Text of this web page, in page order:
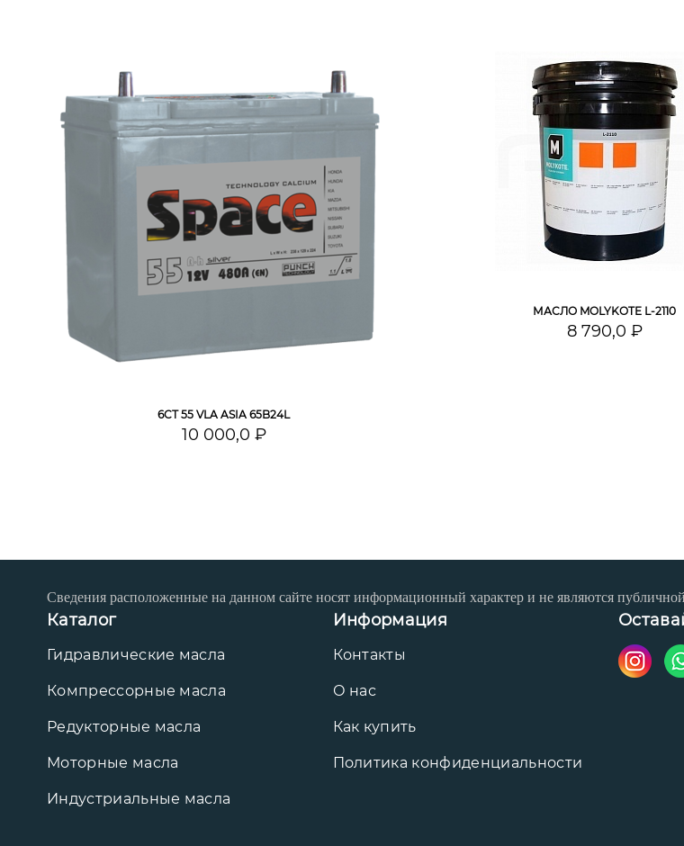
6СТ 55 VLA ASIA 65B24L
10 000,0 ₽
МАСЛО MOLYKOTE L-2110
8 790,0 ₽
Сведения расположенные на данном сайте носят информационный характер и не являются
Каталог
Гидравлические масла
Компрессорные масла
Редукторные масла
Моторные масла
Индустриальные масла
Информация
Контакты
О нас
Как купить
Политика конфиденциальности